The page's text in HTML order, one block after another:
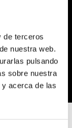
de terceros
nuestra web.
pulsando
sobre nuestra
acerca de las